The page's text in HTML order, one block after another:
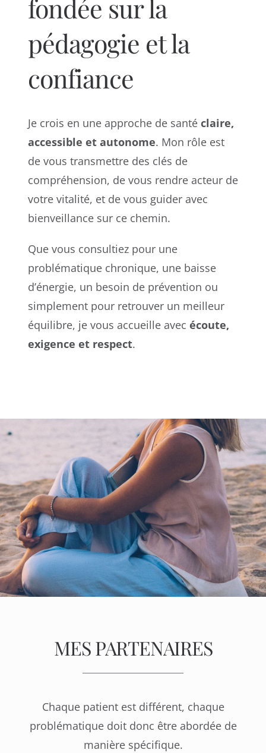
fondée sur la
pédagogie et la
confiance
Je crois en une approche de santé claire,
accessible et autonome. Mon rôle est
de vous transmettre des clés de
compréhension, de vous rendre acteur de
votre vitalité, et de vous guider avec
bienveillance sur ce chemin.
Que vous consultiez pour une
problématique chronique, une baisse
d’énergie, un besoin de prévention ou
simplement pour retrouver un meilleur
équilibre, je vous accueille avec écoute,
exigence et respect.
MES PARTENAIRES
Chaque patient est différent, chaque
problématique doit donc être abordée de
manière spécifique.